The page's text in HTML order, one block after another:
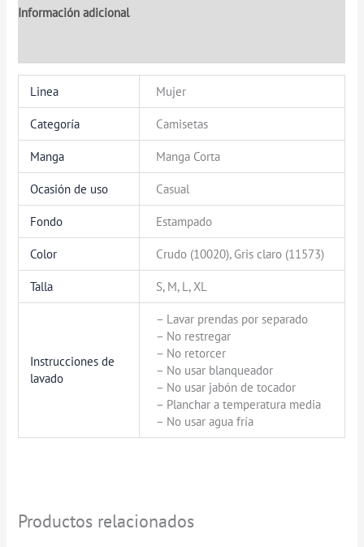
Información adicional
Linea Mujer
Categoría Camisetas
Manga Manga Corta
Ocasión de uso Casual
Fondo Estampado
Color Crudo (10020), Gris claro (11573)
Talla S, M, L, XL
Instrucciones de
lavado
– Lavar prendas por separado
– No restregar
– No retorcer
– No usar blanqueador
– No usar jabón de tocador
– Planchar a temperatura media
– No usar agua fría
Productos relacionados